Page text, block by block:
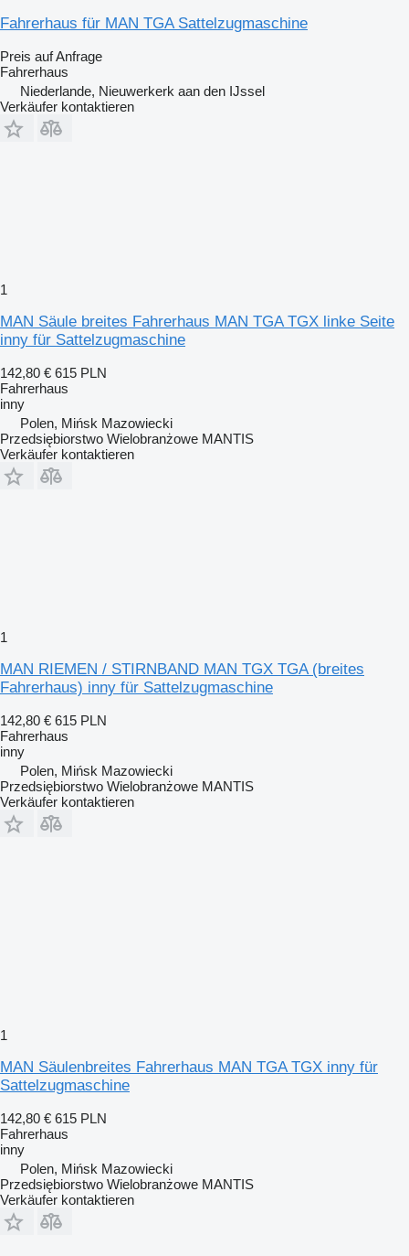
Fahrerhaus für MAN TGA Sattelzugmaschine
Preis auf Anfrage
Fahrerhaus
Niederlande, Nieuwerkerk aan den IJssel
Verkäufer kontaktieren
1
MAN Säule breites Fahrerhaus MAN TGA TGX linke Seite
inny für Sattelzugmaschine
142,80 € 615 PLN
Fahrerhaus
inny
Polen, Mińsk Mazowiecki
Przedsiębiorstwo Wielobranżowe MANTIS
Verkäufer kontaktieren
1
MAN RIEMEN / STIRNBAND MAN TGX TGA (breites
Fahrerhaus) inny für Sattelzugmaschine
142,80 € 615 PLN
Fahrerhaus
inny
Polen, Mińsk Mazowiecki
Przedsiębiorstwo Wielobranżowe MANTIS
Verkäufer kontaktieren
1
MAN Säulenbreites Fahrerhaus MAN TGA TGX inny für
Sattelzugmaschine
142,80 € 615 PLN
Fahrerhaus
inny
Polen, Mińsk Mazowiecki
Przedsiębiorstwo Wielobranżowe MANTIS
Verkäufer kontaktieren